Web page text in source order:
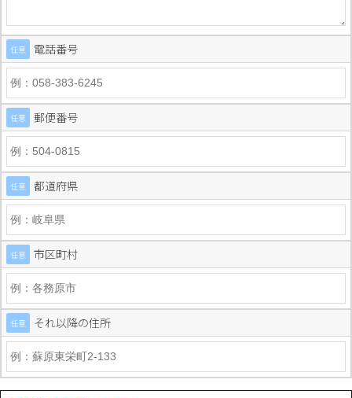
任意 電話番号
任意 郵便番号
任意 都道府県
任意 市区町村
任意 それ以降の住所